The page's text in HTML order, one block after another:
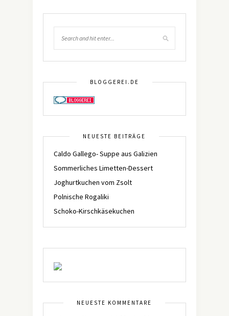
BLOGGEREI.DE
NEUESTE BEITRÄGE
Caldo Gallego- Suppe aus Galizien
Sommerliches Limetten-Dessert
Joghurtkuchen vom Zsolt
Polnische Rogaliki
Schoko-Kirschkäsekuchen
NEUESTE KOMMENTARE